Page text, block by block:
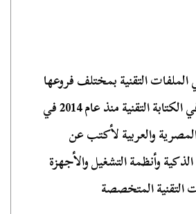
التقنية بمختلف فروعها
وأقسامها، عملت في الكتابة التقنية منذ عام 2014 في
والعربية لأكتب عن
وأنظمة التشغيل والأجهزة
التقنية المتخصصة